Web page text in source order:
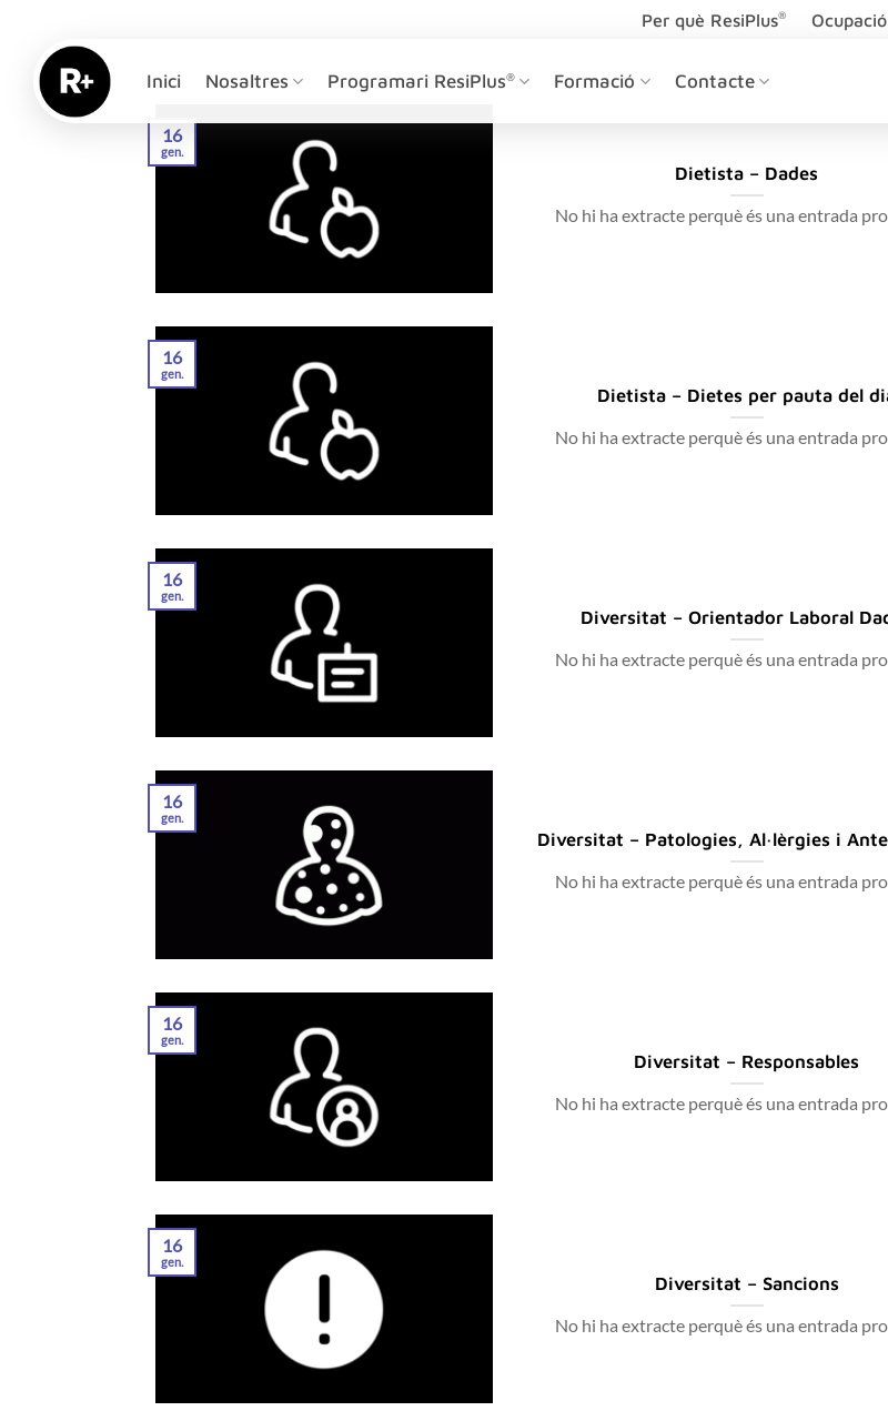
content
Per què ResiPlus® Ocupació
Inici Nosaltres Programari ResiPlus® Formació Contacte
Dietista – Dades
No hi ha extracte perquè és una entrada
16
gen.
Dietista – Dietes per pauta del
No hi ha extracte perquè és una entrada
16
gen.
Diversitat – Orientador Laboral
No hi ha extracte perquè és una entrada
16
gen.
Diversitat – Patologies, Al·lèrgies i
No hi ha extracte perquè és una entrada
16
gen.
Diversitat – Responsables
No hi ha extracte perquè és una entrada
16
gen.
Diversitat – Sancions
No hi ha extracte perquè és una entrada
16
gen.